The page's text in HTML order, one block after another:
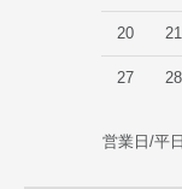
20 21
27 28
営業日/平